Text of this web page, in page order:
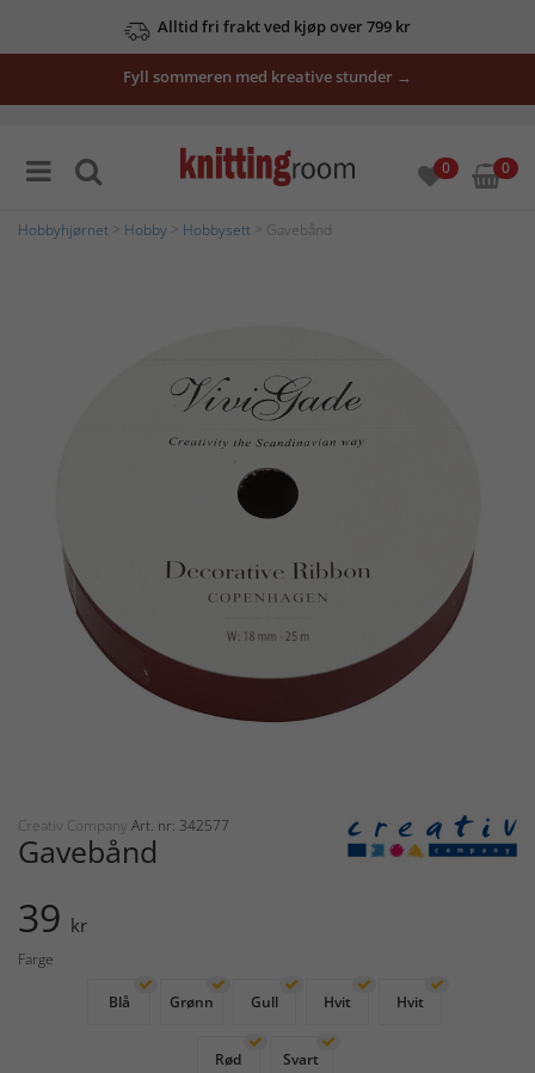
Alltid fri frakt ved kjøp over 799 kr
Fyll sommeren med kreative stunder →
0 0
Hobbyhjørnet Hobby Hobbysett > Gavebånd
Creativ Company Art. nr: 342577
Gavebånd
39 kr
Farge
Blå Grønn Gull Hvit Hvit
Rød Svart